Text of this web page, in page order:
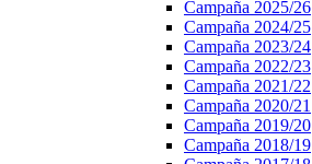
Campaña 2025/26
Campaña 2024/25
Campaña 2023/24
Campaña 2022/23
Campaña 2021/22
Campaña 2020/21
Campaña 2019/20
Campaña 2018/19